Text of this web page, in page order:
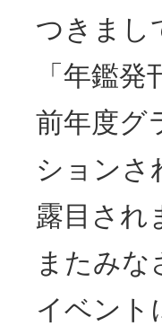
つきまし
「年鑑
前年度グ
ションさ
露目され
またみ
イベント